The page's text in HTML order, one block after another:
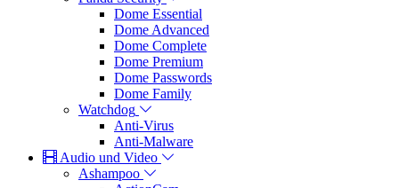
Dome Essential
Dome Advanced
Dome Complete
Dome Premium
Dome Passwords
Dome Family
Watchdog
Anti-Virus
Anti-Malware
Audio und Video
Ashampoo